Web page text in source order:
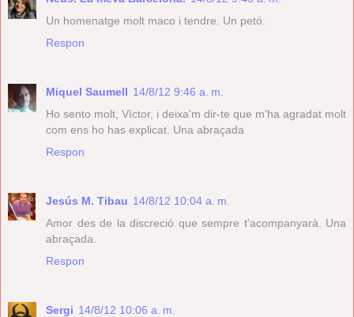
Un homenatge molt maco i tendre. Un petó.
Respon
Miquel Saumell 14/8/12 9:46 a. m.
Ho sento molt, Víctor, i deixa'm dir-te que m'ha agradat molt
com ens ho has explicat. Una abraçada
Respon
Jesús M. Tibau 14/8/12 10:04 a. m.
Amor des de la discreció que sempre t'acompanyarà. Una
abraçada.
Respon
Sergi 14/8/12 10:06 a. m.